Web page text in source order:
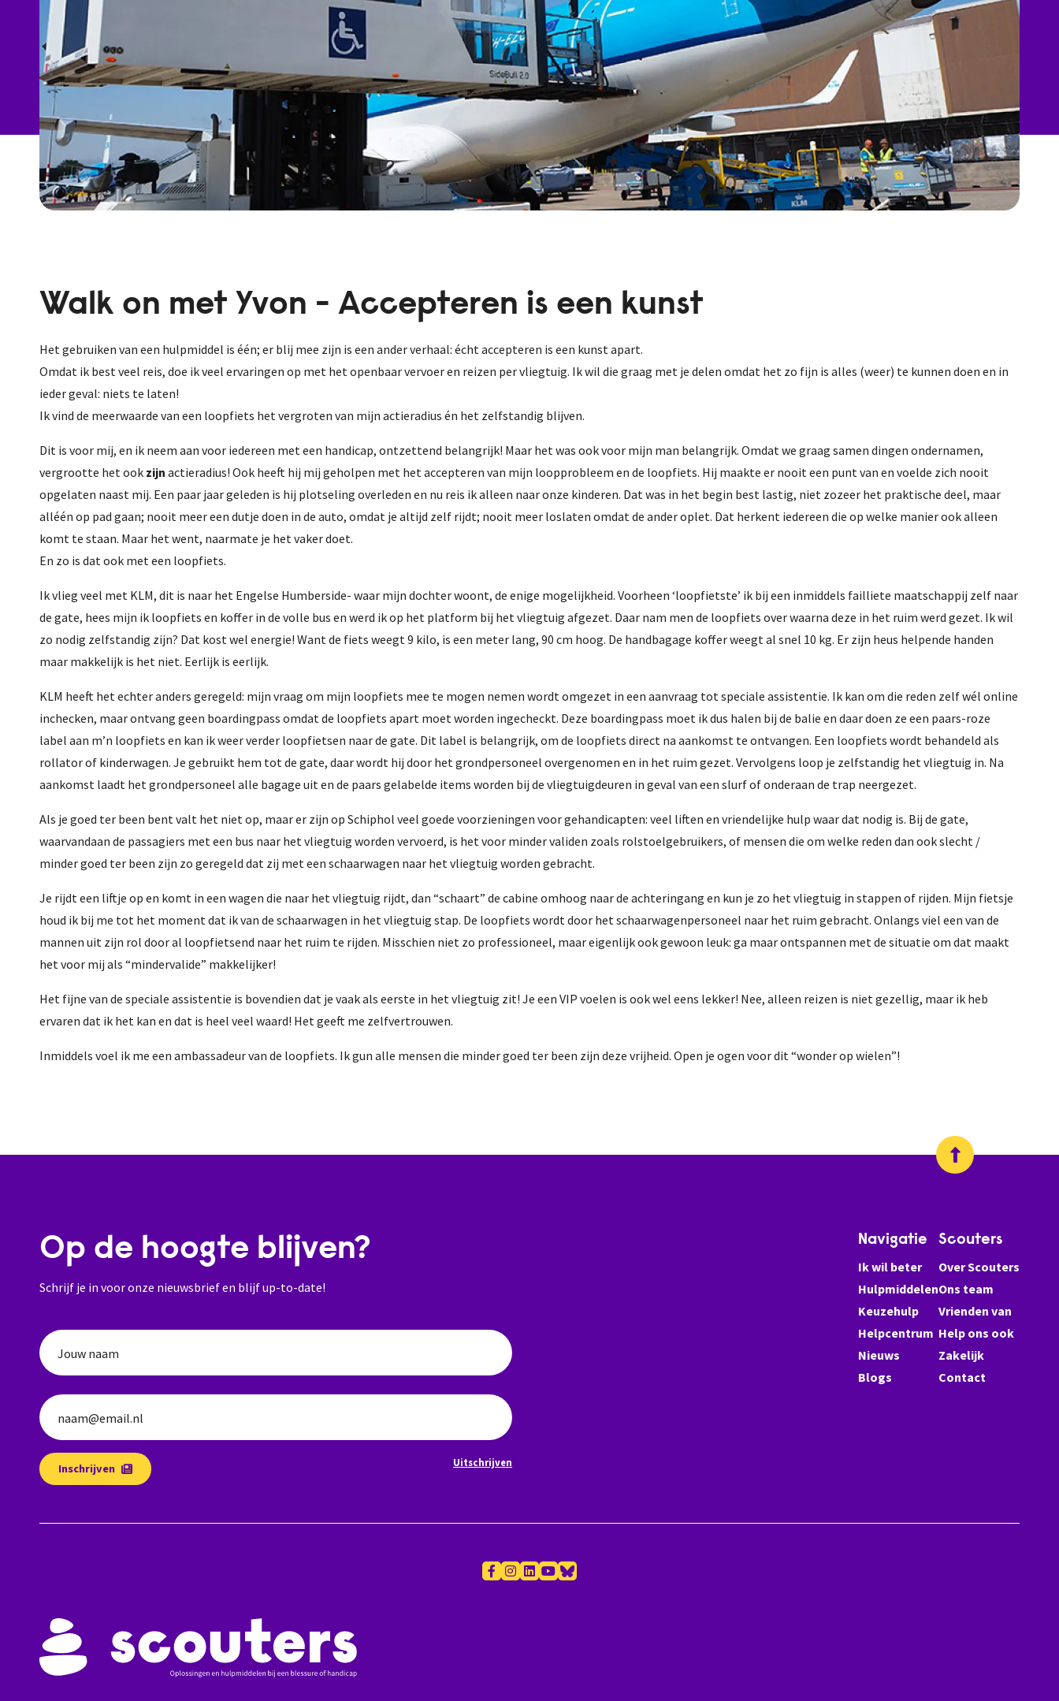
Walk on met Yvon - Accepteren is een kunst
Het gebruiken van een hulpmiddel is één; er blij mee zijn is een ander verhaal: écht accepteren is een kunst apart.
Omdat ik best veel reis, doe ik veel ervaringen op met het openbaar vervoer en reizen per vliegtuig. Ik wil die graag met je delen omdat het zo fijn is alles (weer) te kunnen doen en in
ieder geval: niets te laten!
Ik vind de meerwaarde van een loopfiets het vergroten van mijn actieradius én het zelfstandig blijven.
Dit is voor mij, en ik neem aan voor iedereen met een handicap, ontzettend belangrijk! Maar het was ook voor mijn man belangrijk. Omdat we graag samen dingen ondernamen,
vergrootte het ook zijn actieradius! Ook heeft hij mij geholpen met het accepteren van mijn loopprobleem en de loopfiets. Hij maakte er nooit een punt van en voelde zich nooit
opgelaten naast mij. Een paar jaar geleden is hij plotseling overleden en nu reis ik alleen naar onze kinderen. Dat was in het begin best lastig, niet zozeer het praktische deel, maar
alléén op pad gaan; nooit meer een dutje doen in de auto, omdat je altijd zelf rijdt; nooit meer loslaten omdat de ander oplet. Dat herkent iedereen die op welke manier ook alleen
komt te staan. Maar het went, naarmate je het vaker doet.
En zo is dat ook met een loopfiets.
Ik vlieg veel met KLM, dit is naar het Engelse Humberside- waar mijn dochter woont, de enige mogelijkheid. Voorheen ‘loopfietste’ ik bij een inmiddels failliete maatschappij zelf naar
de gate, hees mijn ik loopfiets en koffer in de volle bus en werd ik op het platform bij het vliegtuig afgezet. Daar nam men de loopfiets over waarna deze in het ruim werd gezet. Ik wil
zo nodig zelfstandig zijn? Dat kost wel energie! Want de fiets weegt 9 kilo, is een meter lang, 90 cm hoog. De handbagage koffer weegt al snel 10 kg. Er zijn heus helpende handen
maar makkelijk is het niet. Eerlijk is eerlijk.
KLM heeft het echter anders geregeld: mijn vraag om mijn loopfiets mee te mogen nemen wordt omgezet in een aanvraag tot speciale assistentie. Ik kan om die reden zelf wél online
inchecken, maar ontvang geen boardingpass omdat de loopfiets apart moet worden ingecheckt. Deze boardingpass moet ik dus halen bij de balie en daar doen ze een paars-roze
label aan m’n loopfiets en kan ik weer verder loopfietsen naar de gate. Dit label is belangrijk, om de loopfiets direct na aankomst te ontvangen. Een loopfiets wordt behandeld als
rollator of kinderwagen. Je gebruikt hem tot de gate, daar wordt hij door het grondpersoneel overgenomen en in het ruim gezet. Vervolgens loop je zelfstandig het vliegtuig in. Na
aankomst laadt het grondpersoneel alle bagage uit en de paars gelabelde items worden bij de vliegtuigdeuren in geval van een slurf of onderaan de trap neergezet.
Als je goed ter been bent valt het niet op, maar er zijn op Schiphol veel goede voorzieningen voor gehandicapten: veel liften en vriendelijke hulp waar dat nodig is. Bij de gate,
waarvandaan de passagiers met een bus naar het vliegtuig worden vervoerd, is het voor minder validen zoals rolstoelgebruikers, of mensen die om welke reden dan ook slecht /
minder goed ter been zijn zo geregeld dat zij met een schaarwagen naar het vliegtuig worden gebracht.
Je rijdt een liftje op en komt in een wagen die naar het vliegtuig rijdt, dan “schaart” de cabine omhoog naar de achteringang en kun je zo het vliegtuig in stappen of rijden. Mijn fietsje
houd ik bij me tot het moment dat ik van de schaarwagen in het vliegtuig stap. De loopfiets wordt door het schaarwagenpersoneel naar het ruim gebracht. Onlangs viel een van de
mannen uit zijn rol door al loopfietsend naar het ruim te rijden. Misschien niet zo professioneel, maar eigenlijk ook gewoon leuk: ga maar ontspannen met de situatie om dat maakt
het voor mij als “mindervalide” makkelijker!
Het fijne van de speciale assistentie is bovendien dat je vaak als eerste in het vliegtuig zit! Je een VIP voelen is ook wel eens lekker! Nee, alleen reizen is niet gezellig, maar ik heb
ervaren dat ik het kan en dat is heel veel waard! Het geeft me zelfvertrouwen.
Inmiddels voel ik me een ambassadeur van de loopfiets. Ik gun alle mensen die minder goed ter been zijn deze vrijheid. Open je ogen voor dit “wonder op wielen”!
Op de hoogte blijven?
Schrijf je in voor onze nieuwsbrief en blijf up-to-date!
Jouw naam
naam@email.nl
Inschrijven Uitschrijven
Navigatie
Ik wil beter
Hulpmiddelen
Keuzehulp
Helpcentrum
Nieuws
Blogs
Scouters
Over Scouters
Ons team
Vrienden van
Help ons ook
Zakelijk
Contact